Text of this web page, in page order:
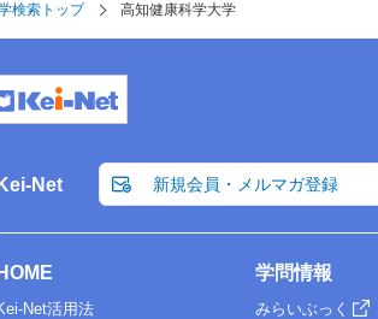
検索トップ 高知健康科学大学
Kei-Net 新規会員・メルマガ登録
HOME
Net活用法
学問情報
みらいぶっく